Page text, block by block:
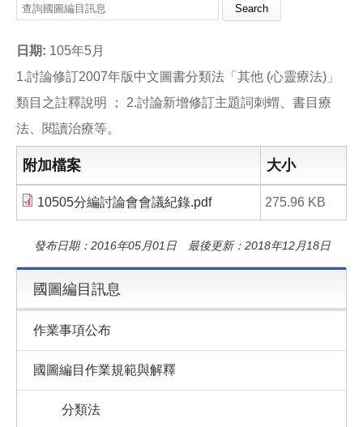
e
k
Search this site
日期: 105年5月
1.討論修訂2007年版中文圖書分類法「其他 (心靈療法)」
類目之註釋說明 ； 2.討論新增修訂主題詞刺蝟、書目療
法、閱讀治療等。
附加檔案 大小
10505分編討論會會議紀錄.pdf 275.96 KB
發布日期：2016年05月01日 最後更新：2018年12月18日
國圖編目訊息
作業事項公布
國圖編目作業規範與解釋
分類法